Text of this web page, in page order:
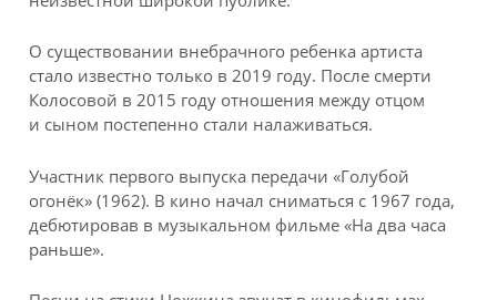
О существовании внебрачного ребенка артиста
стало известно только в 2019 году. После смерти
Колосовой в 2015 году отношения между отцом
и сыном постепенно стали налаживаться.
Участник первого выпуска передачи «Голубой
огонёк» (1962). В кино начал сниматься с 1967 года,
дебютировав в музыкальном фильме «На два часа
раньше».